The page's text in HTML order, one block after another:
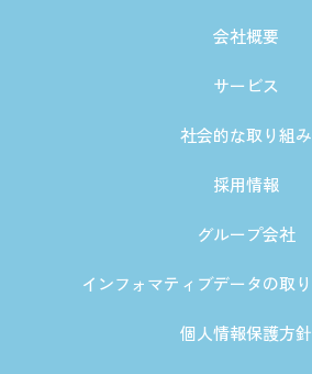
会社概要
サービス
社会的な取り組み
採用情報
グループ会社
インフォマティブデータの取
個人情報保護方針